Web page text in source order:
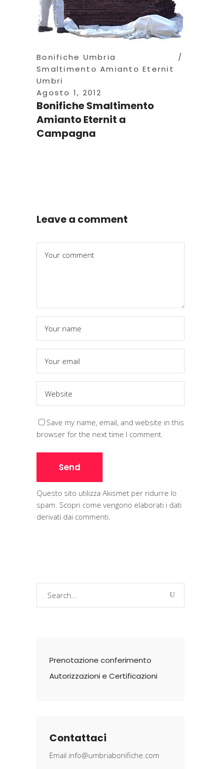
Bonifiche Umbria
Smaltimento Amianto Eternit
Umbri
Agosto 1, 2012
Bonifiche Smaltimento
Amianto Eternit a
Campagna
Leave a comment
Save my name, email, and website in this
browser for the next time I comment.
Questo sito utilizza Akismet per ridurre lo
spam. Scopri come vengono elaborati i dati
derivati dai commenti.
Prenotazione conferimento
Autorizzazioni e Certificazioni
Contattaci
Email info@umbriabonifiche.com